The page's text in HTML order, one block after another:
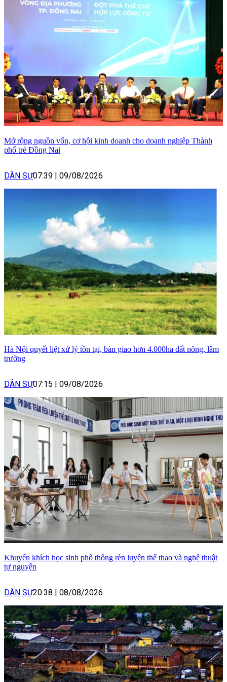
Mở rộng nguồn vốn, cơ hội kinh doanh cho doanh nghiệp Thành
phố trẻ Đồng Nai
DÂN SỰ07:39 | 09/08/2026
Hà Nội quyết liệt xử lý tồn tại, bàn giao hơn 4.000ha đất nông, lâm
trường
DÂN SỰ07:15 | 09/08/2026
Khuyến khích học sinh phổ thông rèn luyện thể thao và nghệ thuật
tự nguyện
DÂN SỰ20:38 | 08/08/2026